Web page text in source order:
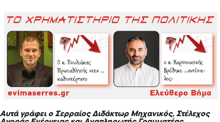
Αυτά γράφει ο Σερραίος Διδάκτωρ Μηχανικός, Στέλεχος